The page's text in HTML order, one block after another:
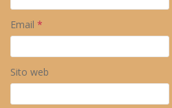
Email *
Sito web